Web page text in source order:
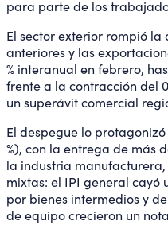
para parte de los
El sector exterior rompió
anteriores y las
% interanual en febrero,
frente a la contracción del
un superávit comercial
El despegue lo
%), con la entrega de más
la industria
mixtas: el IPI general cayó
por bienes intermedios y
de equipo crecieron un